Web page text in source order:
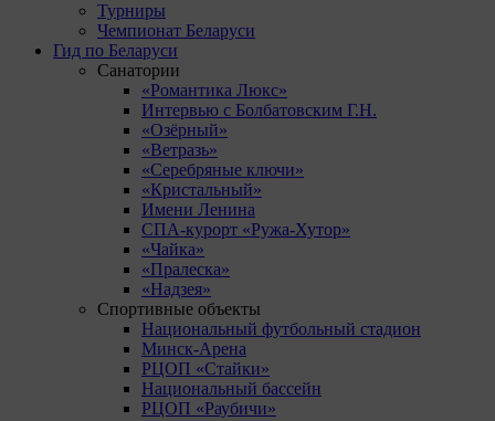
Турниры
Чемпионат Беларуси
Гид по Беларуси
Санатории
«Романтика Люкс»
Интервью с Болбатовским Г.Н.
«Озёрный»
«Ветразь»
«Серебряные ключи»
«Кристальный»
Имени Ленина
СПА-курорт «Ружа-Хутор»
«Чайка»
«Пралеска»
«Надзея»
Спортивные объекты
Национальный футбольный стадион
Минск-Арена
РЦОП «Стайки»
Национальный бассейн
РЦОП «Раубичи»